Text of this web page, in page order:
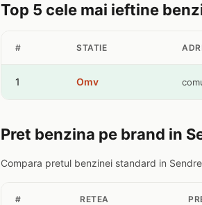
Top 5 cele mai ieftine
# STATIE
1 Omv
Pret benzina pe brand in
Compara pretul benzinei standard in
# RETEA